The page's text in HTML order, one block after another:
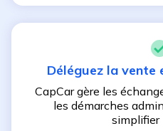
Déléguez la vente
CapCar gère les
les démarches
simplifier